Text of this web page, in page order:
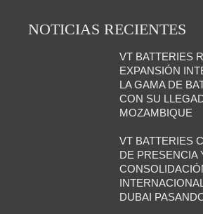
NOTICIAS RECIENTES
VT BATTERIES
EXPANSIÓN
LA GAMA DE
CON SU
MOZAMBIQUE
VT BATTERIES
DE PRESENCIA
DUBAI